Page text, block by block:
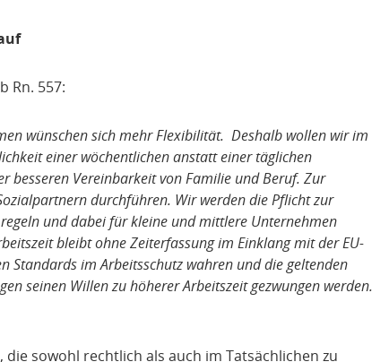
Rn. 557:
wünschen sich mehr Flexibilität. Deshalb wollen wir im
einer wöchentlichen anstatt einer täglichen
besseren Vereinbarkeit von Familie und Beruf. Zur
durchführen. Wir werden die Pflicht zur
und dabei für kleine und mittlere Unternehmen
bleibt ohne Zeiterfassung im Einklang mit der EU-
im Arbeitsschutz wahren und die geltenden
seinen Willen zu höherer Arbeitszeit gezwungen werden.
sowohl rechtlich als auch im Tatsächlichen zu